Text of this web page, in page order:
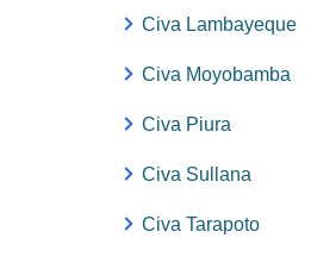
Civa Lambayeque
Civa Moyobamba
Civa Piura
Civa Sullana
Civa Tarapoto